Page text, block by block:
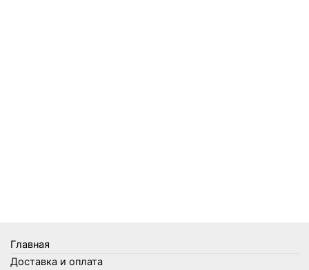
Товары для кухни
Главная
Доставка и оплата